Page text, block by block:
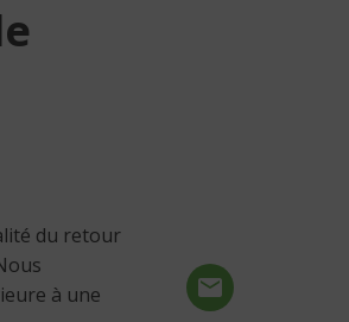
du retour
à une